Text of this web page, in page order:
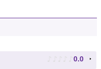
♪ ♪ ♪ ♪ ♪ 0.0